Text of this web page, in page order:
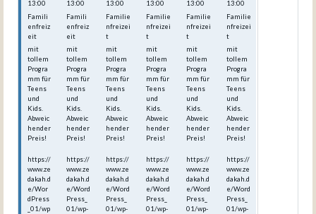
13:00
Famili
enfreiz
eit
mit
tollem
Progra
mm für
Teens
und
Kids.
Abweic
hender
Preis!
https://
www.ze
dakah.d
e/Wor
dPress
_01/wp
13:00
Famili
enfreiz
eit
mit
tollem
Progra
mm für
Teens
und
Kids.
Abweic
hender
Preis!
https://
www.ze
dakah.d
e/Word
Press_
01/wp-
13:00
Familie
nfreizei
t
mit
tollem
Progra
mm für
Teens
und
Kids.
Abweic
hender
Preis!
https://
www.ze
dakah.d
e/Word
Press_
01/wp-
13:00
Familie
nfreizei
t
mit
tollem
Progra
mm für
Teens
und
Kids.
Abweic
hender
Preis!
https://
www.ze
dakah.d
e/Word
Press_
01/wp-
13:00
Familie
nfreizei
t
mit
tollem
Progra
mm für
Teens
und
Kids.
Abweic
hender
Preis!
https://
www.ze
dakah.d
e/Word
Press_
01/wp-
13:00
Familie
nfreizei
t
mit
tollem
Progra
mm für
Teens
und
Kids.
Abweic
hender
Preis!
https://
www.ze
dakah.d
e/Word
Press_
01/wp-